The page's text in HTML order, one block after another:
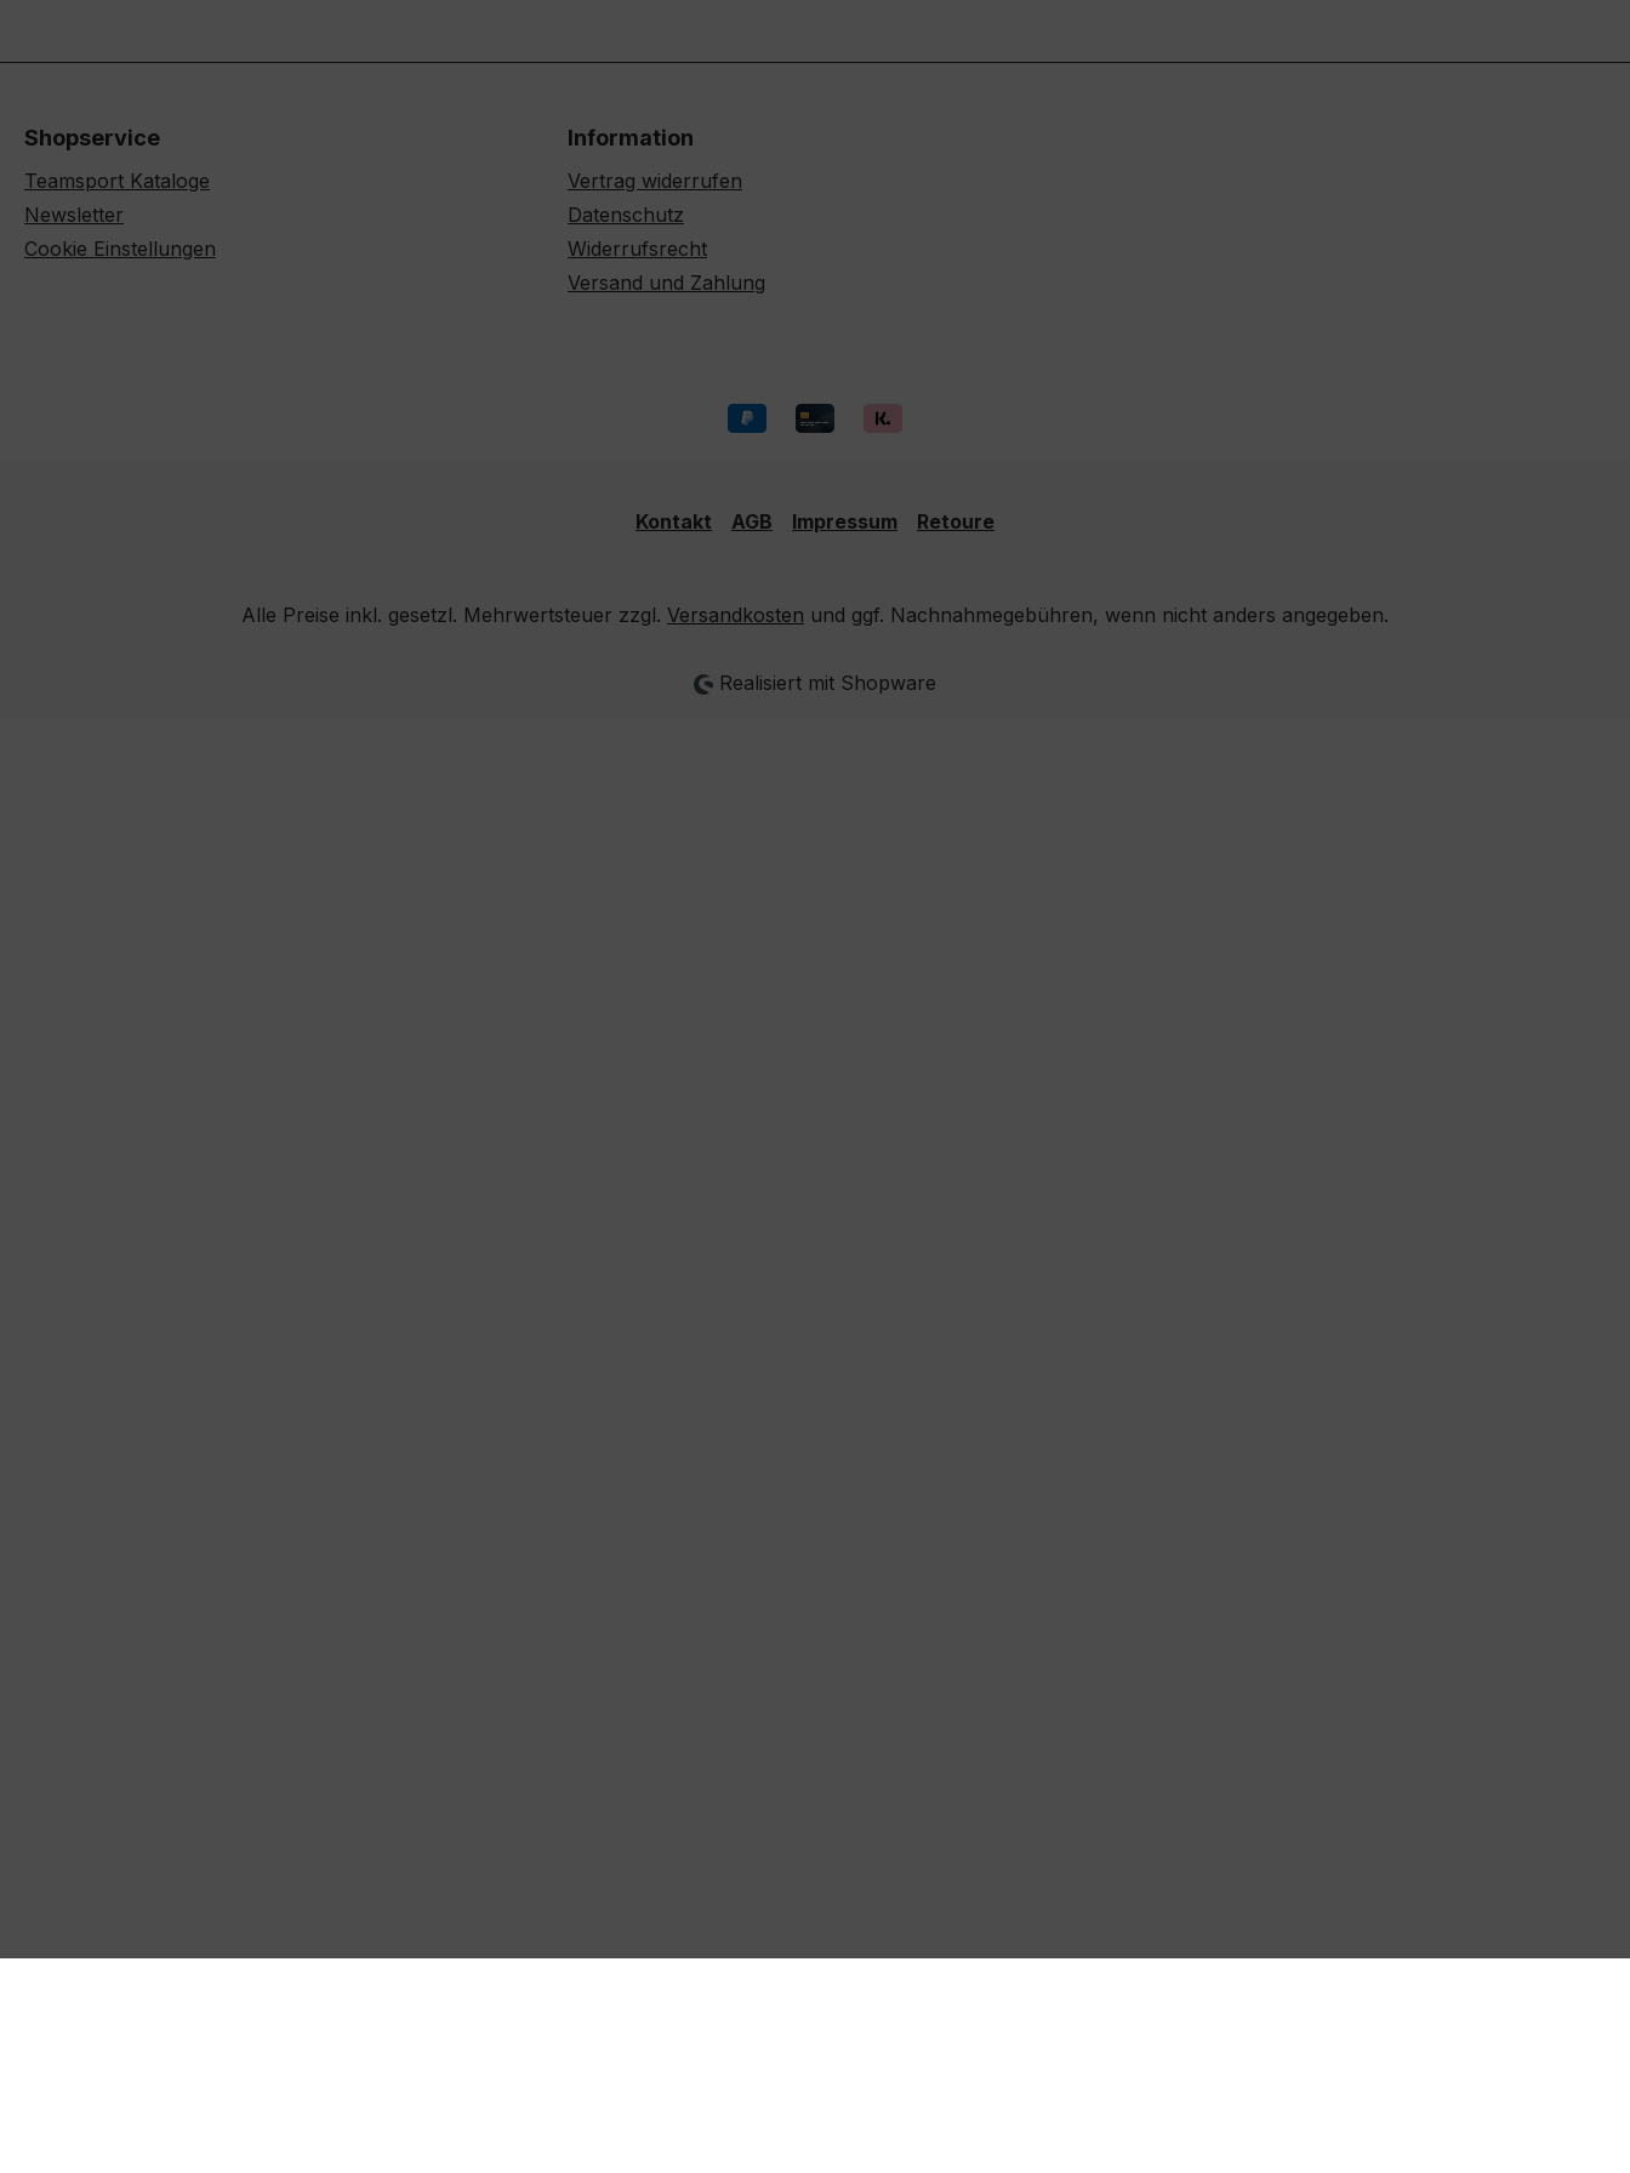
Shopservice
Teamsport Kataloge
Newsletter
Cookie Einstellungen
Information
Vertrag widerrufen
Datenschutz
Widerrufsrecht
Versand und Zahlung
Kontakt AGB Impressum Retoure
Alle Preise inkl. gesetzl. Mehrwertsteuer zzgl. Versandkosten und ggf. Nachnahmegebühren, wenn nicht anders angegeben.
Realisiert mit Shopware